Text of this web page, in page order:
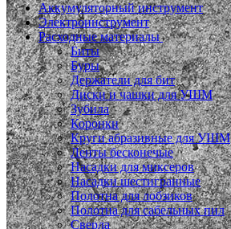
Аккумуляторный инструмент
Электроинструмент
Расходные материалы
Биты
Буры
Держатели для бит
Диски и чашки для УШМ
Зубила
Коронки
Круги абразивные для УШМ
Ленты бесконечые
Насадки для миксеров
Насадки шестигранные
Полотна для лобзиков
Полотна для сабельных пил
Сверла